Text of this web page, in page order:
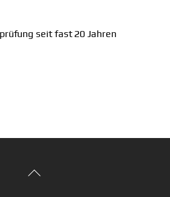
seit fast 20 Jahren
Back